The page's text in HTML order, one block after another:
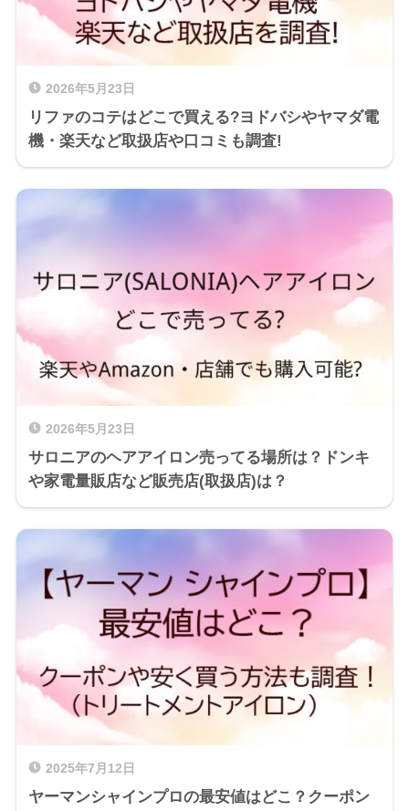
2026年5月23日
リファのコテはどこで買える?ヨドバシやヤマダ電
機・楽天など取扱店や口コミも調査!
2026年5月23日
サロニアのヘアアイロン売ってる場所は？ドンキ
や家電量販店など販売店(取扱店)は？
2025年7月12日
ヤーマンシャインプロの最安値はどこ？クーポン